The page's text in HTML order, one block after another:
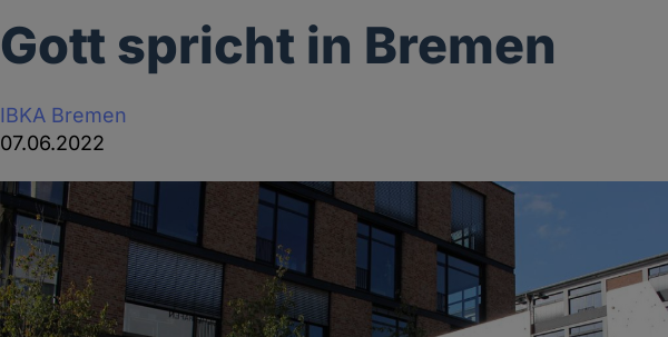
Gott spricht in Bremen
IBKA Bremen
07.06.2022